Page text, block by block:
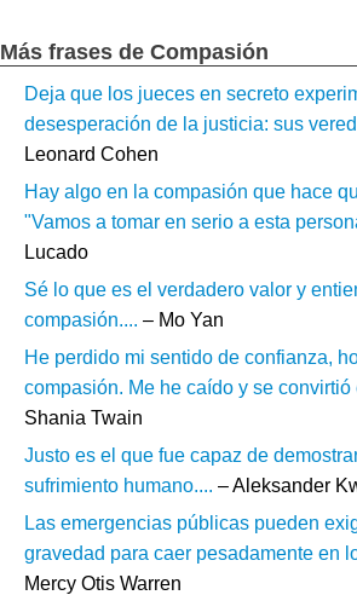
Más frases de Compasión
Deja que los jueces en secreto
desesperación de la justicia: sus
Leonard Cohen
Hay algo en la compasión que hace
"Vamos a tomar en serio a esta
Lucado
Sé lo que es el verdadero valor y
compasión.... – Mo Yan
He perdido mi sentido de confianza,
compasión. Me he caído y se convirtió
Shania Twain
Justo es el que fue capaz de
sufrimiento humano.... – Aleksander
Las emergencias públicas pueden
gravedad para caer pesadamente en
Mercy Otis Warren